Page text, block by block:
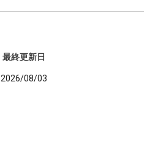
最終更新日
2026/08/03